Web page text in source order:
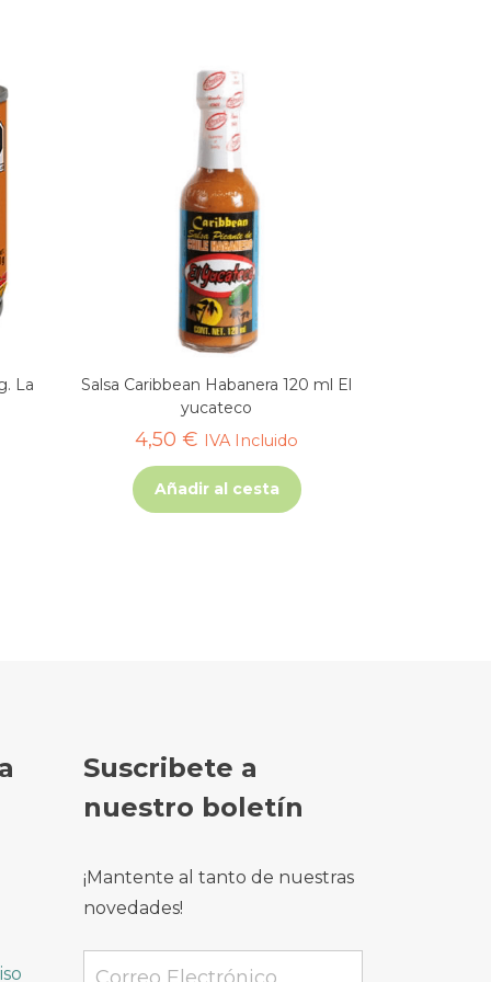
La
Salsa Caribbean Habanera 120 ml El
yucateco
4,50 € IVA Incluido
Añadir al cesta
Suscribete a
nuestro boletín
¡Mantente al tanto de nuestras
novedades!